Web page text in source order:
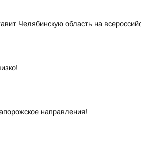
Челябинскую область на
направления!